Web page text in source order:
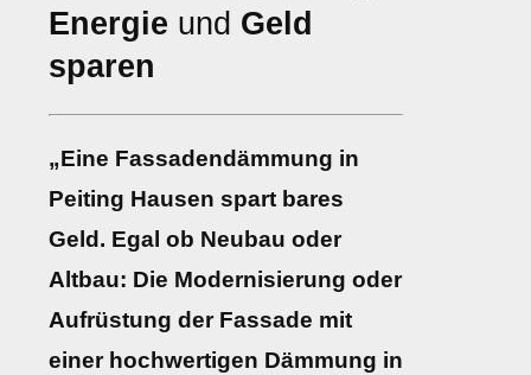
Energie und Geld
sparen
„Eine Fassadendämmung in
Peiting Hausen spart bares
Geld. Egal ob Neubau oder
Altbau: Die Modernisierung oder
Aufrüstung der Fassade mit
einer hochwertigen Dämmung in